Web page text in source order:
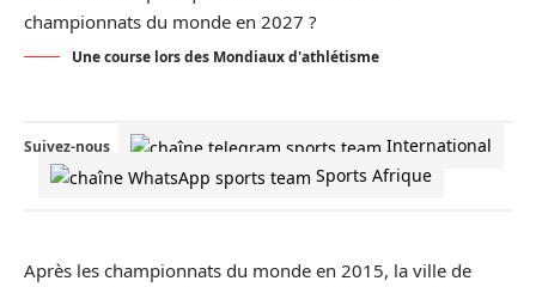
Une course lors des Mondiaux d'athlétisme
Suivez-nous
International
Sports Afrique
Après les championnats du monde en 2015, la ville de